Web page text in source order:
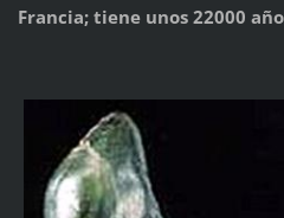
Francia; tiene unos 22000